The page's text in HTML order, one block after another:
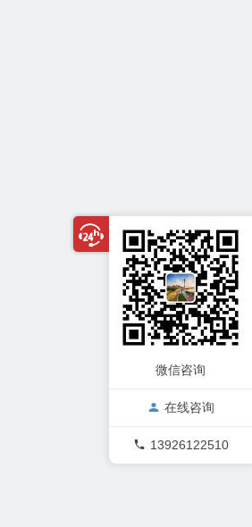
微信咨询
在线咨询
13926122510